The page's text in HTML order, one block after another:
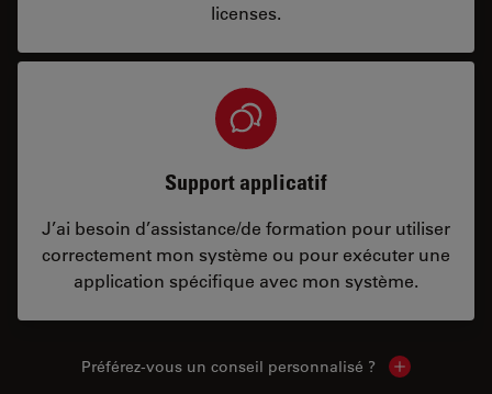
licenses.
Support applicatif
J’ai besoin d’assistance/de formation pour utiliser
correctement mon système ou pour exécuter une
application spécifique avec mon système.
Préférez-vous un conseil personnalisé ? Show local